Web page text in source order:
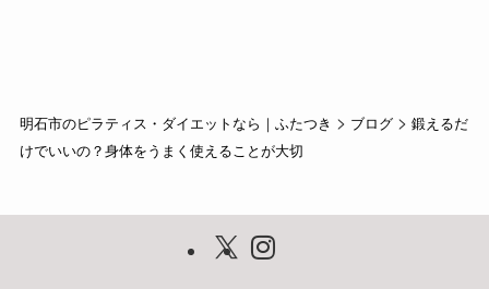
明石市のピラティス・ダイエットなら｜ふたつき > ブログ> 鍛えるだ
けでいいの？身体をうまく使えることが大切